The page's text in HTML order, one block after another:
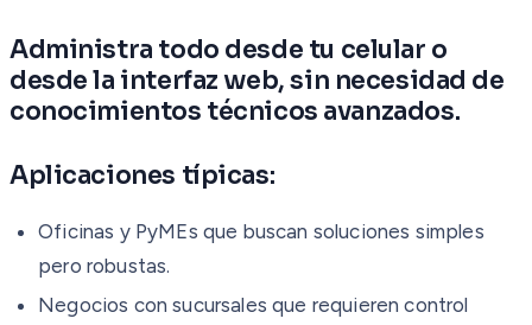
Administra todo desde tu celular o
desde la interfaz web, sin necesidad de
conocimientos técnicos avanzados.
Aplicaciones típicas:
Oficinas y PyMEs que buscan soluciones simples
pero robustas.
Negocios con sucursales que requieren control